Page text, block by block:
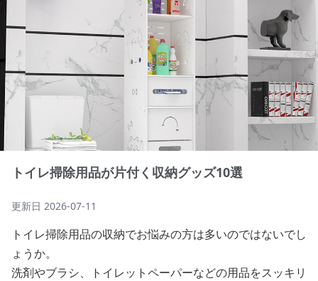
トイレ掃除用品が片付く収納グッズ10選
更新日 2026-07-11
トイレ掃除用品の収納でお悩みの方は多いのではないでし
ょうか。
洗剤やブラシ、トイレットペーパーなどの用品をスッキリ